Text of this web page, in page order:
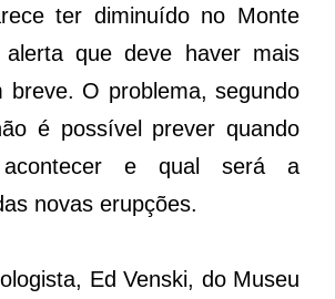
ter diminuído no Monte
alerta que deve haver mais
breve. O problema, segundo
é possível prever quando
e qual será a
novas erupções.
Ed Venski, do Museu